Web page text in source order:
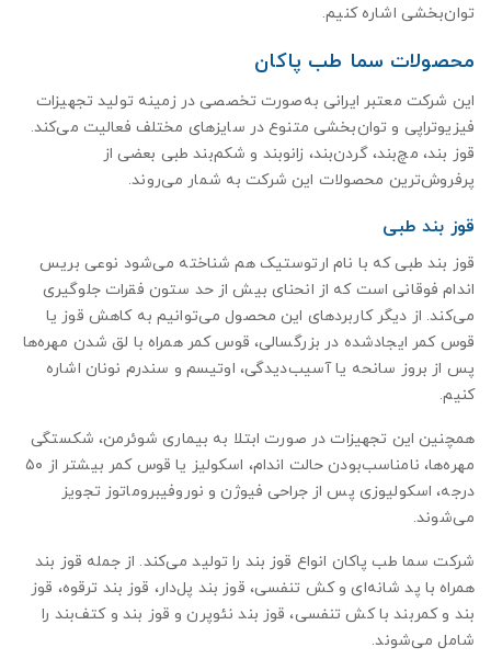
توان‌بخشی اشاره کنیم.
محصولات سما طب پاکان
این شرکت معتبر ایرانی به‌صورت تخصصی در زمینه تولید تجهیزات
فیزیوتراپی و توان‌بخشی متنوع در سایزهای مختلف فعالیت می‌کند.
قوز بند، مچ‌بند، گردن‌بند، زانوبند و شکم‌بند طبی بعضی از
پرفروش‌ترین محصولات این شرکت به شمار می‌روند.
قوز بند طبی
قوز بند طبی که با نام ارتوستیک هم شناخته می‌شود نوعی بریس
اندام فوقانی است که از انحنای بیش از حد ستون فقرات جلوگیری
می‌کند. از دیگر کاربردهای این محصول می‌توانیم به کاهش قوز یا
قوس کمر ایجادشده در بزرگسالی، قوس کمر همراه با لق شدن مهره‌ها
پس از بروز سانحه یا آسیب‌دیدگی، اوتیسم و سندرم نونان اشاره
کنیم.
همچنین این تجهیزات در صورت ابتلا به بیماری شوئرمن، شکستگی
مهره‌ها، نامناسب‌بودن حالت اندام، اسکولیز یا قوس کمر بیشتر از ۵۰
درجه، اسکولیوزی پس از جراحی فیوژن و نوروفیبروماتوز تجویز
می‌شوند.
شرکت سما طب پاکان انواع قوز بند را تولید می‌کند. از جمله قوز بند
همراه با پد شانه‌ای و کش تنفسی، قوز بند پل‌دار، قوز بند ترقوه، قوز
بند و کمربند با کش تنفسی، قوز بند نئوپرن و قوز بند و کتف‌بند را
شامل می‌شوند.